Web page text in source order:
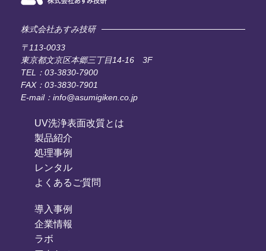
株式会社あすみ技研
〒113-0033
東京都文京区本郷三丁目14-16 3F
TEL：03-3830-7900
FAX：03-3830-7901
E-mail：info@asumigiken.co.jp
UV洗浄表面改質とは
製品紹介
処理事例
レンタル
よくあるご質問
導入事例
企業情報
ラボ